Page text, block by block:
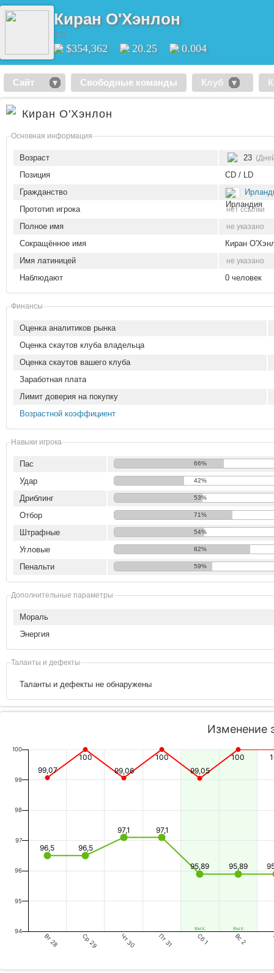
Киран О'Хэнлон
CD
$354,362 20.25 0.004
Сайт Свободные команды Клуб
Киран О'Хэнлон
Основная информация
Возраст 23
Позиция
CD / LD
Гражданство
Прототип игрока
нет ссылки
Полное имя не указано
Сокращённое имя
Киран
Имя латиницей
не указано
Наблюдают 0 человек
Финансы
Оценка аналитиков рынка
Оценка скаутов клуба владельца
Оценка скаутов вашего клуба
Заработная плата
Лимит доверия на покупку
Возрастной коэффициент
Навыки игрока
Пас 66%
Удар 42%
Дриблинг 53%
Отбор 71%
Штрафные 54%
Угловые 82%
Пенальти 59%
Дополнительные параметры
Мораль
Энергия
Таланты и дефекты
Таланты и дефекты не обнаружены
вых. вых.
Изменение
96,5 96,5
97,1 97,1
95,89 95,89
99,07
100
99,06
100
99,05
100
Вт 28 Ср 29 Чт 30 Пт 31 Сб 1 Вс 2
94
95
96
97
98
99
100